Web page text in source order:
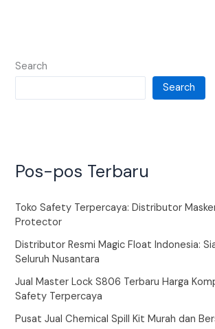
Search
Search
Pos-pos Terbaru
Toko Safety Terpercaya: Distributor
Protector
Distributor Resmi Magic Float Indonesia:
Seluruh Nusantara
Jual Master Lock S806 Terbaru Harga
Safety Terpercaya
Pusat Jual Chemical Spill Kit Murah dan